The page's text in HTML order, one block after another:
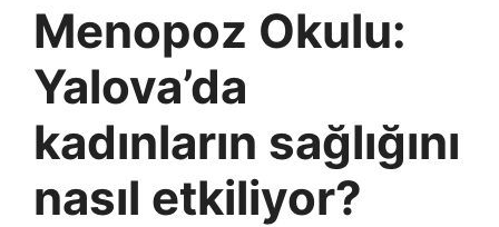
Menopoz Okulu:
Yalova’da
kadınların sağlığını
nasıl etkiliyor?